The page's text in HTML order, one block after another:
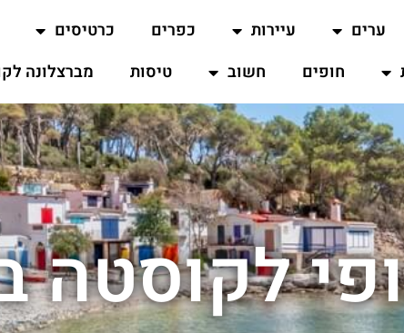
ערים עיירות כפרים כרטיסים
חופים חשוב טיסות מברצלונה
לקוסטה